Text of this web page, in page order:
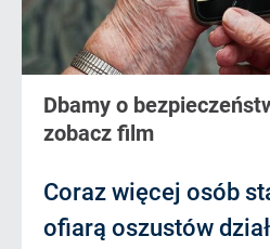
Dbamy o
zobacz film
Coraz więcej osób
ofiarą oszustów